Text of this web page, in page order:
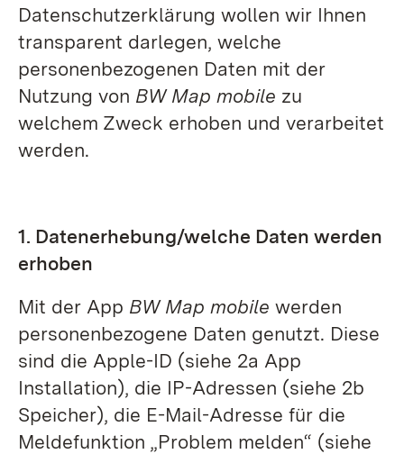
Datenschutzerklärung wollen wir Ihnen
transparent darlegen, welche
personenbezogenen Daten mit der
Nutzung von BW Map mobile zu
welchem Zweck erhoben und verarbeitet
werden.
1. Datenerhebung/welche Daten werden
erhoben
Mit der App BW Map mobile werden
personenbezogene Daten genutzt. Diese
sind die Apple-ID (siehe 2a App
Installation), die IP-Adressen (siehe 2b
Speicher), die E-Mail-Adresse für die
Meldefunktion „Problem melden“ (siehe